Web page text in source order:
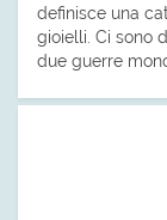
definisce una
gioielli. Ci sono
due guerre